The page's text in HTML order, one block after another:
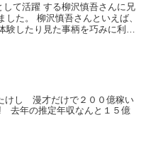
て活躍 する柳沢慎吾さんに兄
た。 柳沢慎吾さんといえば、
したり見た事柄を巧みに利用
けし 漫才だけで２００億稼い
去年の推定年収なんと１５億